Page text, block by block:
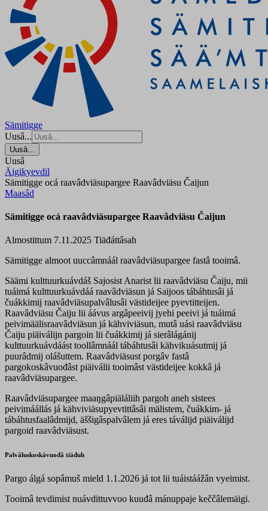
Sämitigge
Uusâ...
Uusâ...
Uusâ
Äigikyevdil
Sämitigge ocá raavâdviäsupargee Raavâdviäsu Čaijun
Maasâd
Sämitigge ocá raavâdviäsupargee Raavâdviäsu Čaijun
Almostittum 7.11.2025 Tiäđáttâsah
Sämitigge almoot uuccâmnáál raavâdviäsupargee fastâ tooimâ.
Säämi kulttuurkuávdáš Sajosist Anarist lii raavâdviäsu Čaiju, mii
tuáimá kulttuurkuávdáá raavâdviäsun já Saijoos tábáhtusâi já
čuákkimij raavâdviäsupalvâlusâi västideijee pyevtitteijen.
Raavâdviäsu Čaiju lii áávus argâpeeivij jyehi peeivi já tuáimá
peivimäälisraavâdviäsun já kähviviäsun, mutâ uási raavâdviäsu
Čaiju piäiválijn pargoin lii čuákkimij já sierâlágánij
kulttuurkuávdáást toollâmnáál tábáhtusâi kähvikuásutmij já
puurâdmij olášuttem. Raavâdviäsust porgâv fastâ
pargokoskâvuođâst piäiválii tooimâst västideijee kokkâ já
raavâdviäsupargee.
Raavâdviäsupargee maaŋgâpiäláliih pargoh aneh sistees
peivimáállás já kähviviäsupyevtittâsâi mälistem, čuákkim- já
tábáhtusfaalâdmijd, äššigâspalvâlem já eres táválijd piäiválijd
pargoid raavâdviäsust.
Palvâluskoskâvuođâ tiäđuh
Pargo álgá sopâmuš mield 1.1.2026 já tot lii tuáistáážân vyeimist.
Tooimâ tevdimist nuávdittuvvoo kuuđâ mánuppaje keččâlemäigi.